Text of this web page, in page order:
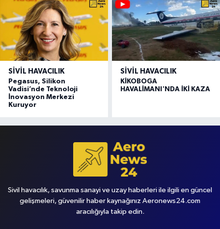
SIVIL HAVACILIK
Pegasus, Silikon
Vadisi’nde Teknoloji
İnovasyon Merkezi
Kuruyor
SIVIL HAVACILIK
KİKOBOGA
HAVALİMANI'NDA İKİ KAZA
Sivil havacılık, savunma sanayi ve uzay haberleri ile ilgili en güncel
gelişmeleri, güvenilir haber kaynağınız Aeronews24.com
aracılığıyla takip edin.